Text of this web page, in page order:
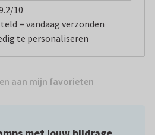
10
= vandaag verzonden
te personaliseren
aan mijn favorieten